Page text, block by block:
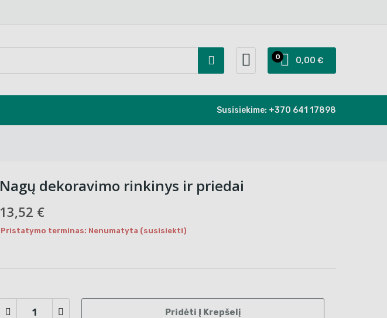
0,00 €
0
Susisiekime: +370 641 17898
Nagų dekoravimo rinkinys ir priedai
13,52 €
Pristatymo terminas: Nenumatyta (susisiekti)
Pridėti Į Krepšelį